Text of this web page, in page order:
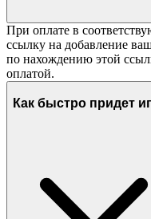
При оплате в
ссылку на добавление
по нахождению этой
оплатой.
Как быстро придет